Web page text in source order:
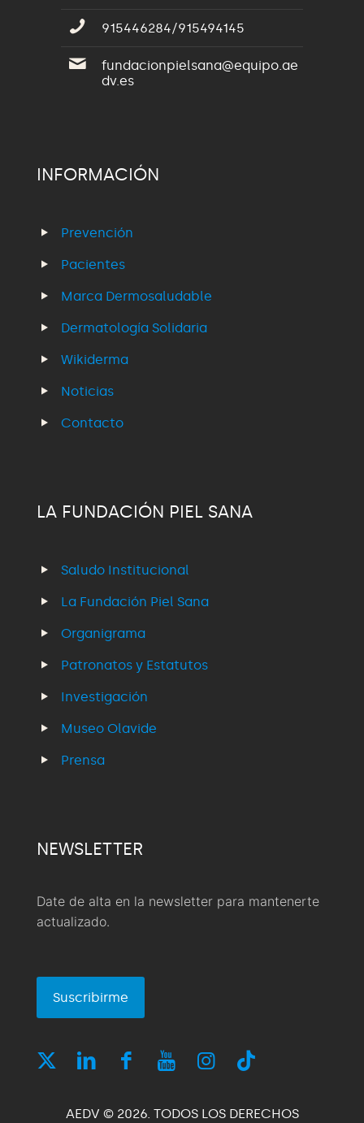
915446284/915494145
fundacionpielsana@equipo.ae
dv.es
INFORMACIÓN
Prevención
Pacientes
Marca Dermosaludable
Dermatología Solidaria
Wikiderma
Noticias
Contacto
LA FUNDACIÓN PIEL SANA
Saludo Institucional
La Fundación Piel Sana
Organigrama
Patronatos y Estatutos
Investigación
Museo Olavide
Prensa
NEWSLETTER
Date de alta en la newsletter para mantenerte
actualizado.
Suscribirme
AEDV © 2026. TODOS LOS DERECHOS